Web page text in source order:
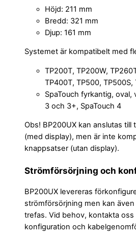
Höjd: 211 mm
Bredd: 321 mm
Djup: 161 mm
Systemet är kompatibelt med
TP200T, TP200W,
TP400T, TP500,
SpaTouch fyrkantig,
3 och 3+, SpaTouch 4
Obs! BP200UX kan anslutas till
(med display), men är inte
knappsatser (utan display).
Strömförsörjning och
BP200UX levereras
strömförsörjning men kan
trefas. Vid behov, kontakta oss
konfiguration och